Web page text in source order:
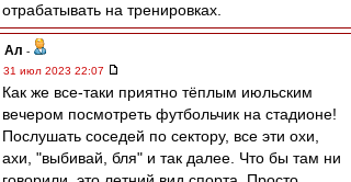
отрабатывать на тренировках.
Ал -
31 июл 2023 22:07
Как же все-таки приятно тёплым июльским
вечером посмотреть футбольчик на стадионе!
Послушать соседей по сектору, все эти охи,
ахи, "выбивай, бля" и так далее. Что бы там ни